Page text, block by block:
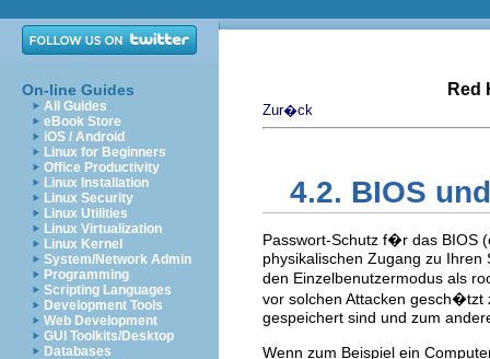
On-line Guides
All Guides
eBook Store
iOS / Android
Linux for Beginners
Office Productivity
Linux Installation
Linux Security
Linux Utilities
Linux Virtualization
Linux Kernel
System/Network Admin
Programming
Scripting Languages
Development Tools
Web Development
GUI Toolkits/Desktop
Databases
Red
Zur�ck
4.2. BIOS
Passwort-Schutz f�r das BIOS
physikalischen Zugang zu
den Einzelbenutzermodus als
vor solchen Attacken
gespeichert sind und zum
Wenn zum Beispiel ein